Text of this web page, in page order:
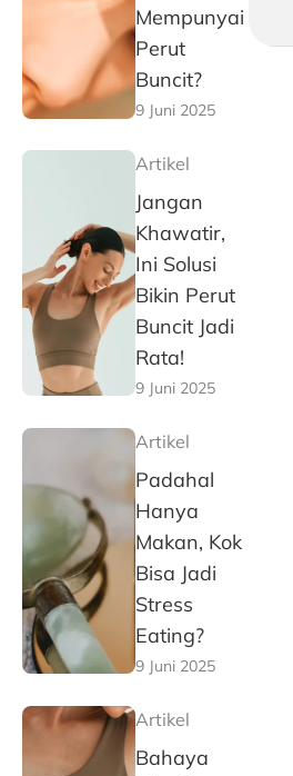
Mempunyai
Perut
Buncit?
9 Juni 2025
Artikel
Jangan
Khawatir,
Ini Solusi
Bikin Perut
Buncit Jadi
Rata!
9 Juni 2025
Artikel
Padahal
Hanya
Makan, Kok
Bisa Jadi
Stress
Eating?
9 Juni 2025
Artikel
Bahaya